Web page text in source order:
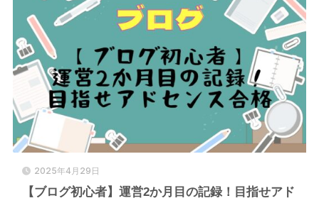
2025年4月29日
【ブログ初心者】運営2か月目の記録！目指せアド